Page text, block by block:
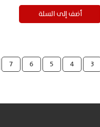
3
4
5
6
7